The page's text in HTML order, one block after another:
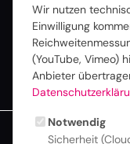
Benefits
Mitglied werden
Mitglieder-Login
Wir nutzen
Einwilligung
(YouTube, Vimeo)
Anbieter
Notwendig
Sicherheit